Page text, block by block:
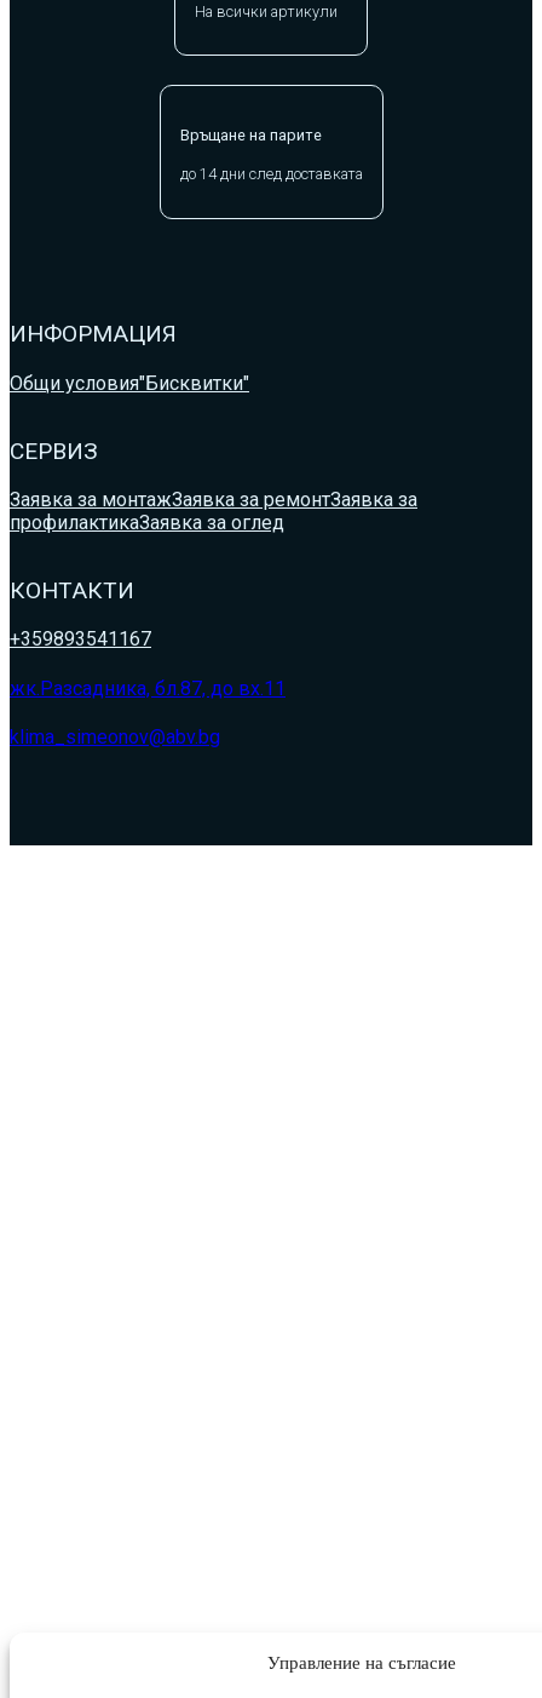
Управление на съгласие
На всички артикули
Връщане на парите
до 14 дни след доставката
ИНФОРМАЦИЯ
Общи условия"Бисквитки"
СЕРВИЗ
Заявка за монтажЗаявка за ремонтЗаявка за
профилактикаЗаявка за оглед
КОНТАКТИ
+359893541167
жк.Разсадника, бл.87, до вх.11
klima_simeonov@abv.bg